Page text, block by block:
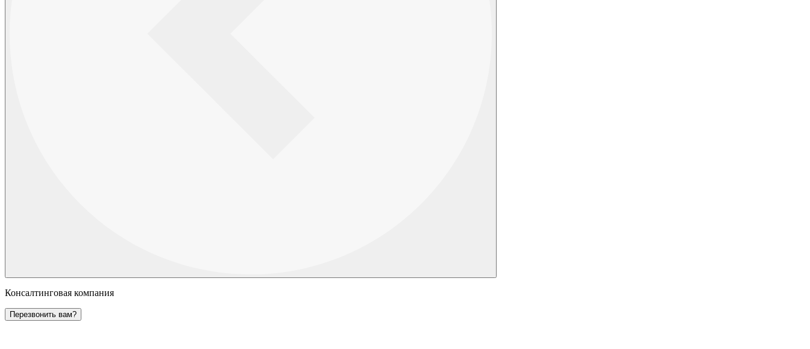
Консалтинговая компания
Перезвонить вам?